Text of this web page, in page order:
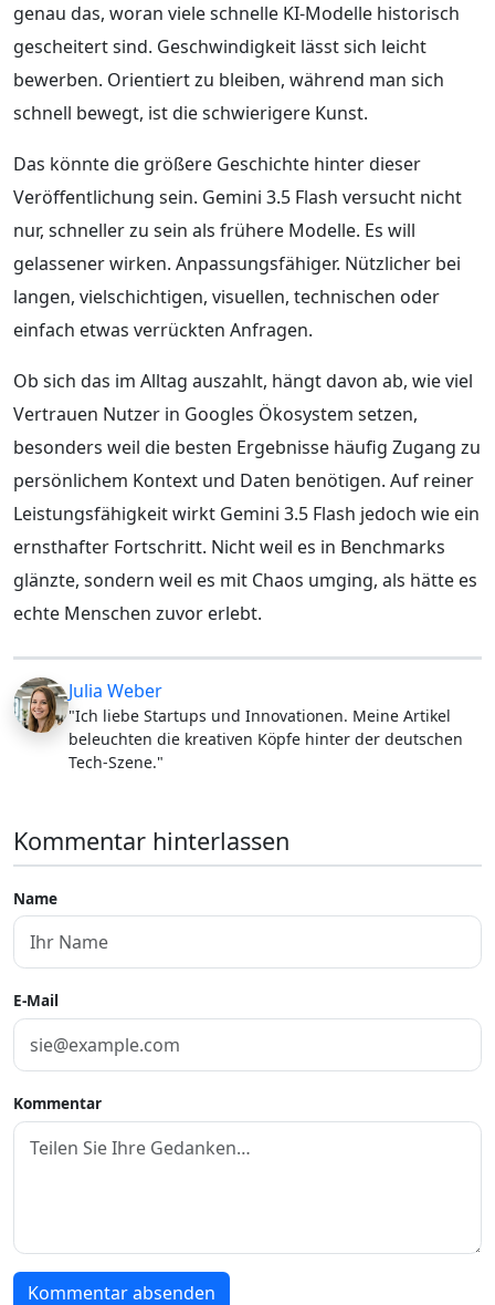
genau das, woran viele schnelle KI-Modelle historisch
gescheitert sind. Geschwindigkeit lässt sich leicht
bewerben. Orientiert zu bleiben, während man sich
schnell bewegt, ist die schwierigere Kunst.
Das könnte die größere Geschichte hinter dieser
Veröffentlichung sein. Gemini 3.5 Flash versucht nicht
nur, schneller zu sein als frühere Modelle. Es will
gelassener wirken. Anpassungsfähiger. Nützlicher bei
langen, vielschichtigen, visuellen, technischen oder
einfach etwas verrückten Anfragen.
Ob sich das im Alltag auszahlt, hängt davon ab, wie viel
Vertrauen Nutzer in Googles Ökosystem setzen,
besonders weil die besten Ergebnisse häufig Zugang zu
persönlichem Kontext und Daten benötigen. Auf reiner
Leistungsfähigkeit wirkt Gemini 3.5 Flash jedoch wie ein
ernsthafter Fortschritt. Nicht weil es in Benchmarks
glänzte, sondern weil es mit Chaos umging, als hätte es
echte Menschen zuvor erlebt.
Julia Weber
"Ich liebe Startups und Innovationen. Meine Artikel
beleuchten die kreativen Köpfe hinter der deutschen
Tech-Szene."
Kommentar hinterlassen
Name
E-Mail
Kommentar
Kommentar absenden